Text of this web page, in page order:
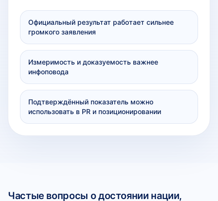
Официальный результат работает сильнее
громкого заявления
Измеримость и доказуемость важнее
инфоповода
Подтверждённый показатель можно
использовать в PR и позиционировании
Частые вопросы о достоянии нации,